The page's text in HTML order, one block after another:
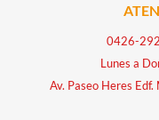
0426-
Lunes a
Av. Paseo Heres